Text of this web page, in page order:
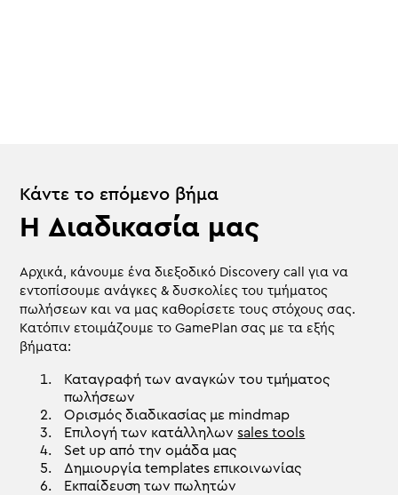
Κάντε το επόμενο βήμα
Η Διαδικασία μας
Αρχικά, κάνουμε ένα διεξοδικό Discovery call για να
εντοπίσουμε ανάγκες & δυσκολίες του τμήματος
πωλήσεων και να μας καθορίσετε τους στόχους σας.
Κατόπιν ετοιμάζουμε το GamePlan σας με τα εξής
βήματα:
Καταγραφή των αναγκών του τμήματος
πωλήσεων
Ορισμός διαδικασίας με mindmap
Επιλογή των κατάλληλωνsales tools
Set up από την ομάδα μας
Δημιουργία templates επικοινωνίας
Εκπαίδευση των πωλητών